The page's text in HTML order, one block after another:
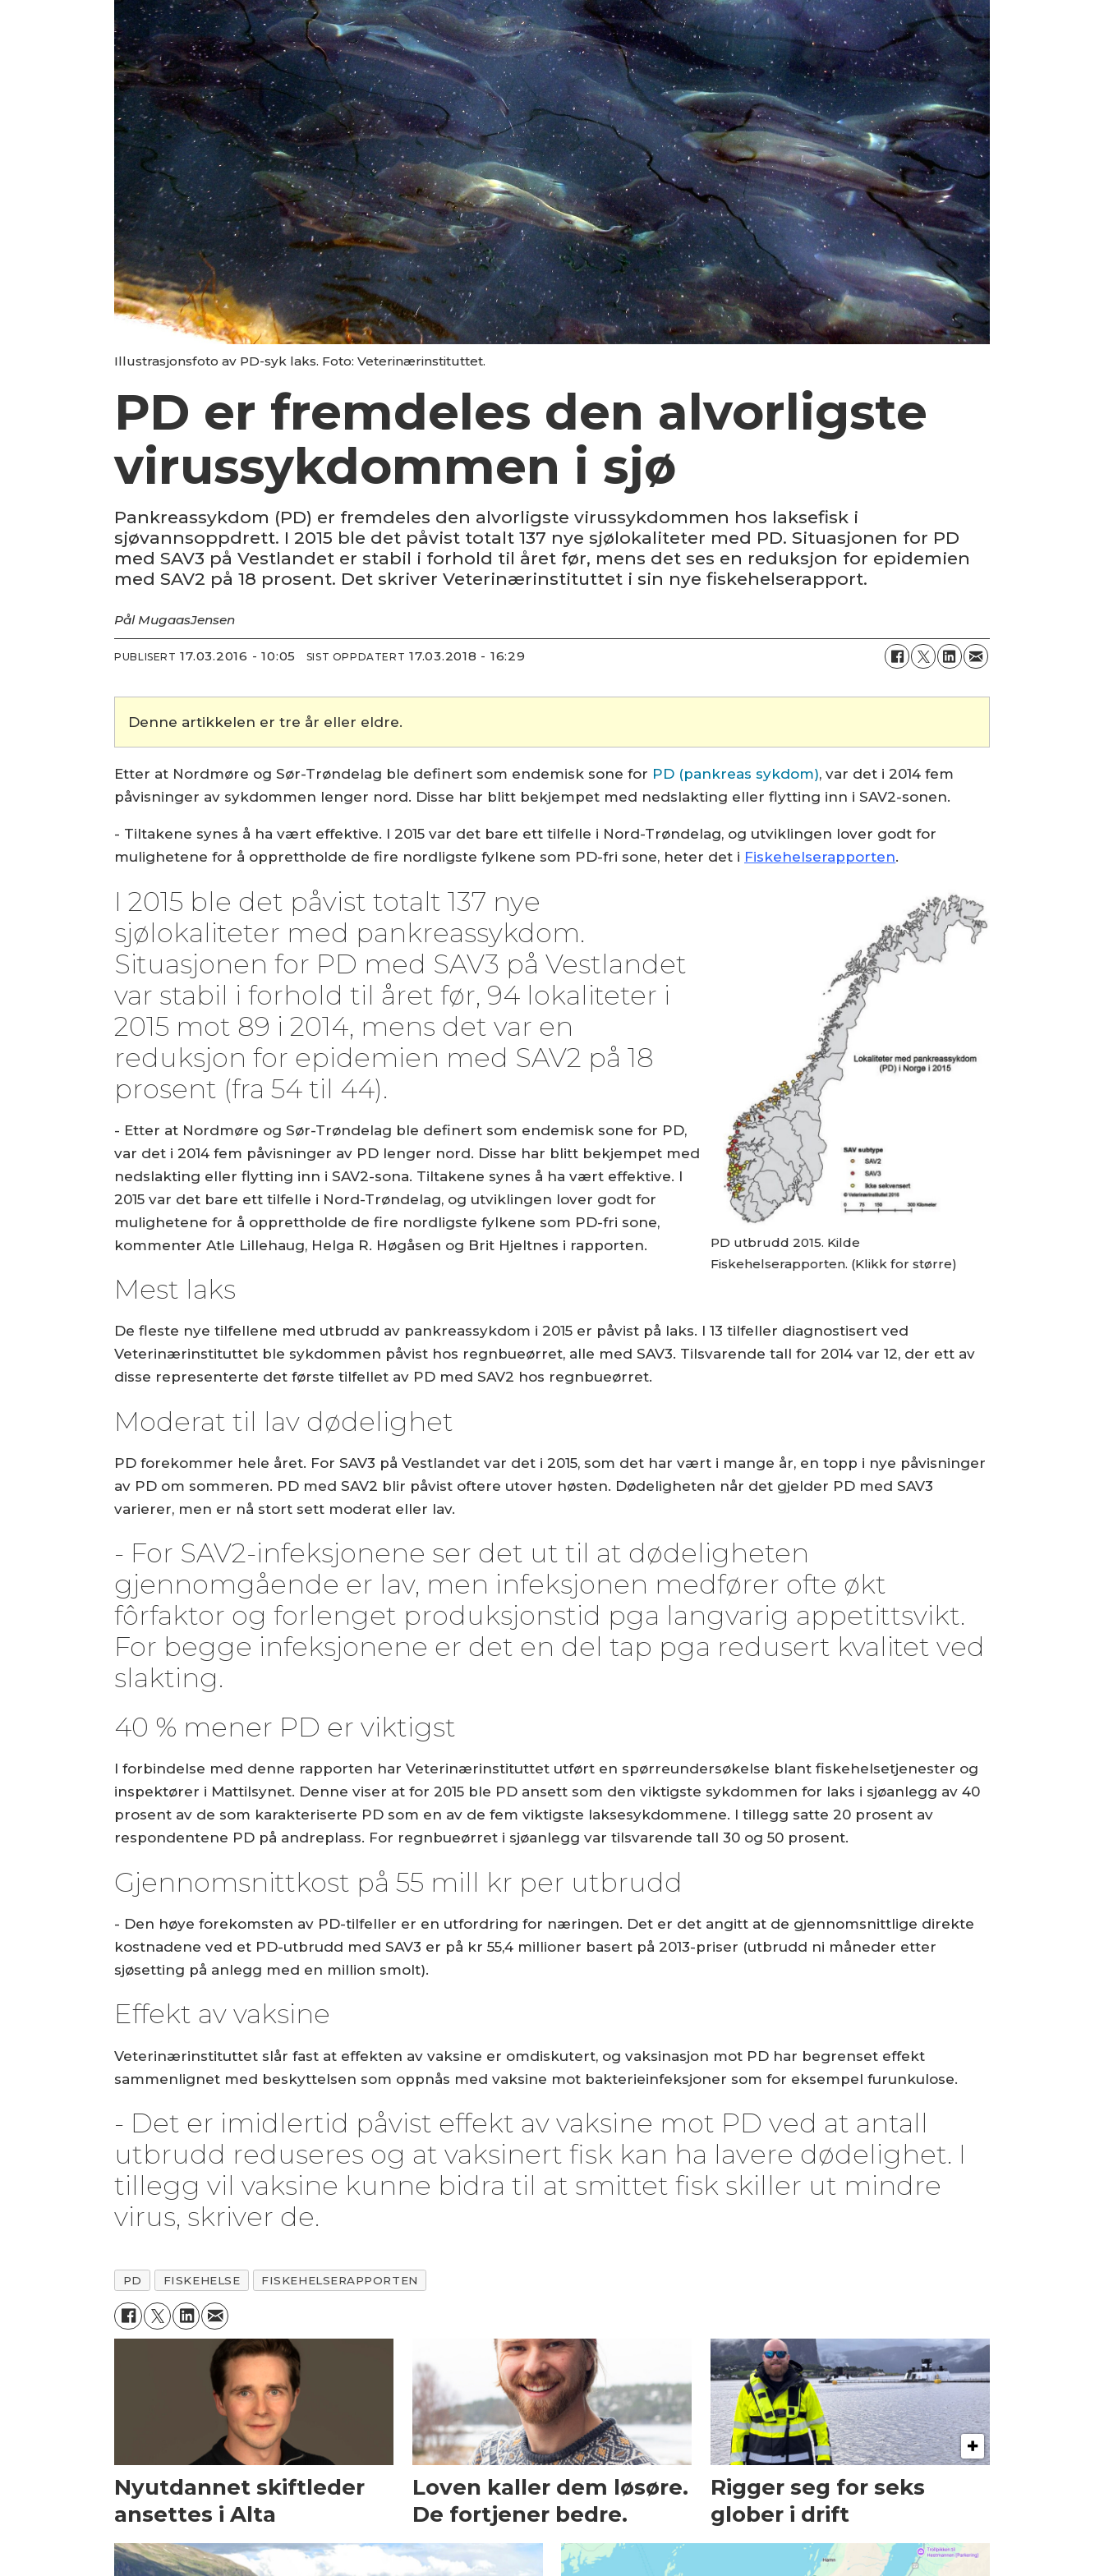
Illustrasjonsfoto av PD-syk laks. Foto: Veterinærinstituttet.
PD er fremdeles den alvorligste
virussykdommen i sjø
Pankreassykdom (PD) er fremdeles den alvorligste virussykdommen hos laksefisk i
sjøvannsoppdrett. I 2015 ble det påvist totalt 137 nye sjølokaliteter med PD. Situasjonen for PD
med SAV3 på Vestlandet er stabil i forhold til året før, mens det ses en reduksjon for epidemien
med SAV2 på 18 prosent. Det skriver Veterinærinstituttet i sin nye fiskehelserapport.
Pål MugaasJensen
PUBLISERT 17.03.2016 - 10:05 SIST OPPDATERT 17.03.2018 - 16:29
Denne artikkelen er tre år eller eldre.
Etter at Nordmøre og Sør-Trøndelag ble definert som endemisk sone for PD (pankreas sykdom), var det i 2014 fem
påvisninger av sykdommen lenger nord. Disse har blitt bekjempet med nedslakting eller flytting inn i SAV2-sonen.
- Tiltakene synes å ha vært effektive. I 2015 var det bare ett tilfelle i Nord-Trøndelag, og utviklingen lover godt for
mulighetene for å opprettholde de fire nordligste fylkene som PD-fri sone, heter det i Fiskehelserapporten.
PD utbrudd 2015. Kilde
Fiskehelserapporten. (Klikk for større)
I 2015 ble det påvist totalt 137 nye
sjølokaliteter med pankreassykdom.
Situasjonen for PD med SAV3 på Vestlandet
var stabil i forhold til året før, 94 lokaliteter i
2015 mot 89 i 2014, mens det var en
reduksjon for epidemien med SAV2 på 18
prosent (fra 54 til 44).
- Etter at Nordmøre og Sør-Trøndelag ble definert som endemisk sone for PD,
var det i 2014 fem påvisninger av PD lenger nord. Disse har blitt bekjempet med
nedslakting eller flytting inn i SAV2-sona. Tiltakene synes å ha vært effektive. I
2015 var det bare ett tilfelle i Nord-Trøndelag, og utviklingen lover godt for
mulighetene for å opprettholde de fire nordligste fylkene som PD-fri sone,
kommenter Atle Lillehaug, Helga R. Høgåsen og Brit Hjeltnes i rapporten.
Mest laks
De fleste nye tilfellene med utbrudd av pankreassykdom i 2015 er påvist på laks. I 13 tilfeller diagnostisert ved
Veterinærinstituttet ble sykdommen påvist hos regnbueørret, alle med SAV3. Tilsvarende tall for 2014 var 12, der ett av
disse representerte det første tilfellet av PD med SAV2 hos regnbueørret.
Moderat til lav dødelighet
PD forekommer hele året. For SAV3 på Vestlandet var det i 2015, som det har vært i mange år, en topp i nye påvisninger
av PD om sommeren. PD med SAV2 blir påvist oftere utover høsten. Dødeligheten når det gjelder PD med SAV3
varierer, men er nå stort sett moderat eller lav.
- For SAV2-infeksjonene ser det ut til at dødeligheten
gjennomgående er lav, men infeksjonen medfører ofte økt
fôrfaktor og forlenget produksjonstid pga langvarig appetittsvikt.
For begge infeksjonene er det en del tap pga redusert kvalitet ved
slakting.
40 % mener PD er viktigst
I forbindelse med denne rapporten har Veterinærinstituttet utført en spørreundersøkelse blant fiskehelsetjenester og
inspektører i Mattilsynet. Denne viser at for 2015 ble PD ansett som den viktigste sykdommen for laks i sjøanlegg av 40
prosent av de som karakteriserte PD som en av de fem viktigste laksesykdommene. I tillegg satte 20 prosent av
respondentene PD på andreplass. For regnbueørret i sjøanlegg var tilsvarende tall 30 og 50 prosent.
Gjennomsnittkost på 55 mill kr per utbrudd
- Den høye forekomsten av PD-tilfeller er en utfordring for næringen. Det er det angitt at de gjennomsnittlige direkte
kostnadene ved et PD-utbrudd med SAV3 er på kr 55,4 millioner basert på 2013-priser (utbrudd ni måneder etter
sjøsetting på anlegg med en million smolt).
Effekt av vaksine
Veterinærinstituttet slår fast at effekten av vaksine er omdiskutert, og vaksinasjon mot PD har begrenset effekt
sammenlignet med beskyttelsen som oppnås med vaksine mot bakterieinfeksjoner som for eksempel furunkulose.
- Det er imidlertid påvist effekt av vaksine mot PD ved at antall
utbrudd reduseres og at vaksinert fisk kan ha lavere dødelighet. I
tillegg vil vaksine kunne bidra til at smittet fisk skiller ut mindre
virus, skriver de.
PD FISKEHELSE FISKEHELSERAPPORTEN
Nyutdannet skiftleder
ansettes i Alta
Loven kaller dem løsøre.
De fortjener bedre.
Rigger seg for seks
glober i drift